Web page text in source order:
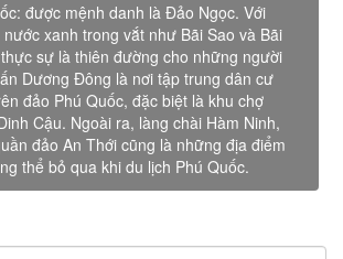
được mệnh danh là Đảo Ngọc. Với
xanh trong vắt như Bãi Sao và Bãi
sự là thiên đường cho những người
Dương Đông là nơi tập trung dân cư
đảo Phú Quốc, đặc biệt là khu chợ
Cậu. Ngoài ra, làng chài Hàm Ninh,
đảo An Thới cũng là những địa điểm
thể bỏ qua khi du lịch Phú Quốc.